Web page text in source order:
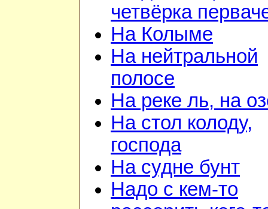
четвёрка
На Колыме
На нейтральной
полосе
На реке ль, на
На стол колоду,
господа
На судне бунт
Надо с кем-то